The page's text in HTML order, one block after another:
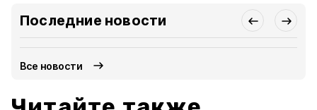
Последние новости
Все новости